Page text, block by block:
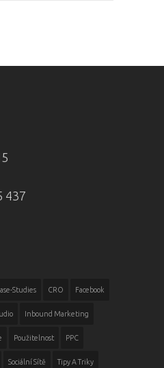
437
Studies CRO Facebook
Inbound Marketing
Použitelnost PPC
Sociální Sítě Tipy A Triky